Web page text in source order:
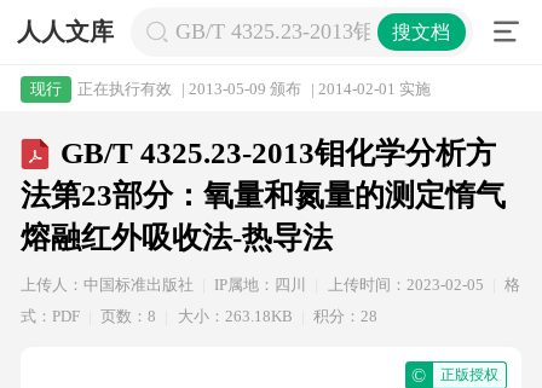
人人文库 GB/T 4325.23-2013钼化学分析方法
搜文档
现行 正在执行有效 | 2013-05-09 颁布 | 2014-02-01 实施
GB/T 4325.23-2013钼化学分析方
法第23部分：氧量和氮量的测定惰气
熔融红外吸收法-热导法
上传人：中国标准出版社 IP属地：四川 上传时间：2023-02-05
格
式：PDF
页数：8 大小：263.18KB 积分：28
© 正版授权